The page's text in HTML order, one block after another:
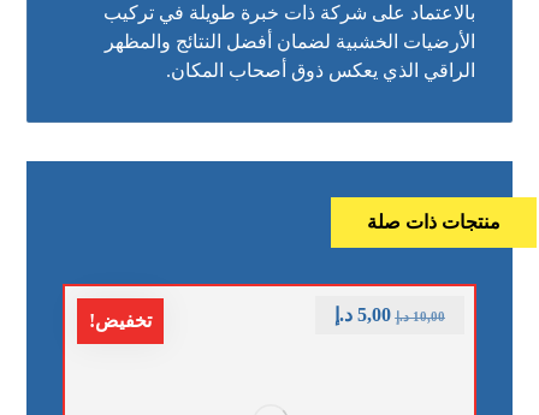
بالاعتماد على شركة ذات خبرة طويلة في تركيب
الأرضيات الخشبية لضمان أفضل النتائج والمظهر
الراقي الذي يعكس ذوق أصحاب المكان.
منتجات ذات صلة
تخفيض! 10,00 د.إ 5,00 د.إ